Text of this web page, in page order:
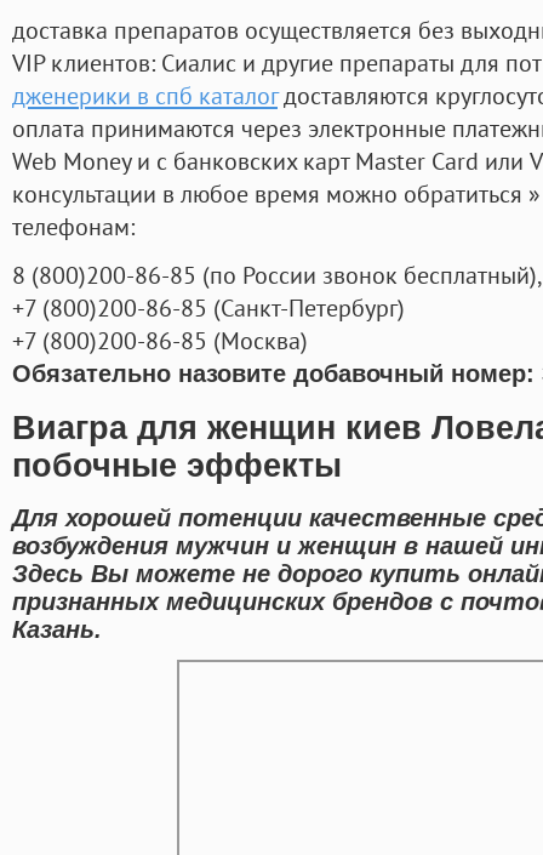
доставка препаратов осуществляется без
VIP клиентов: Сиалис и другие препараты для
дженерики в спб каталогдоставляются
оплата принимаются через электронные
Web Money и с банковских карт Master Card или
консультации в любое время можно обратиться
телефонам:
8 (800)200-86-85 (по России звонок бесплатный),
+7 (800)200-86-85 (Санкт-Петербург)
+7 (800)200-86-85 (Москва)
Обязательно назовите добавочный номер:
Виагра для женщин киев
побочные эффекты
Для хорошей потенции качественные
возбуждения мужчин и женщин в нашей
Здесь Вы можете не дорого купить
признанных медицинских брендов с
Казань.